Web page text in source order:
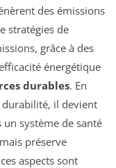
des émissions
stratégies de
grâce à des
énergétique
durables. En
il devient
un système de santé
préserve
aspects sont